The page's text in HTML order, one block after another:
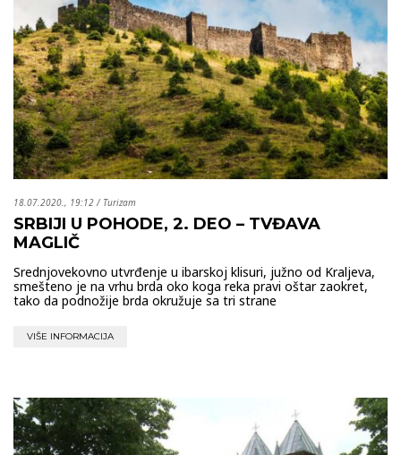
18.07.2020., 19:12/ Turizam
SRBIJI U POHODE, 2. DEO – TVĐAVA
MAGLIČ
Srednjovekovno utvrđenje u ibarskoj klisuri, južno od Kraljeva,
smešteno je na vrhu brda oko koga reka pravi oštar zaokret,
tako da podnožije brda okružuje sa tri strane
VIŠE INFORMACIJA